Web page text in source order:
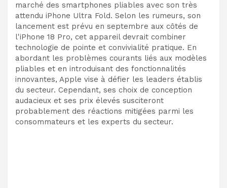
marché des smartphones pliables avec son très
attendu iPhone Ultra Fold. Selon les rumeurs, son
lancement est prévu en septembre aux côtés de
l'iPhone 18 Pro, cet appareil devrait combiner
technologie de pointe et convivialité pratique. En
abordant les problèmes courants liés aux modèles
pliables et en introduisant des fonctionnalités
innovantes, Apple vise à défier les leaders établis
du secteur. Cependant, ses choix de conception
audacieux et ses prix élevés susciteront
probablement des réactions mitigées parmi les
consommateurs et les experts du secteur.